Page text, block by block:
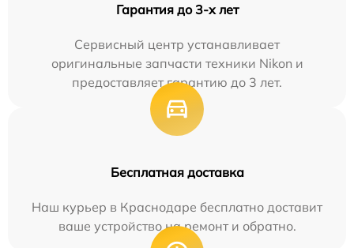
Гарантия до 3-х лет
Сервисный центр устанавливает
оригинальные запчасти техники Nikon и
предоставляет гарантию до 3 лет.
Бесплатная доставка
Наш курьер в Краснодаре бесплатно доставит
ваше устройство на ремонт и обратно.